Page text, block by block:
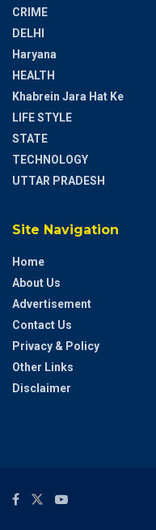
CRIME
DELHI
Haryana
HEALTH
Khabrein Jara Hat Ke
LIFE STYLE
STATE
TECHNOLOGY
UTTAR PRADESH
Site Navigation
Home
About Us
Advertisement
Contact Us
Privacy & Policy
Other Links
Disclaimer